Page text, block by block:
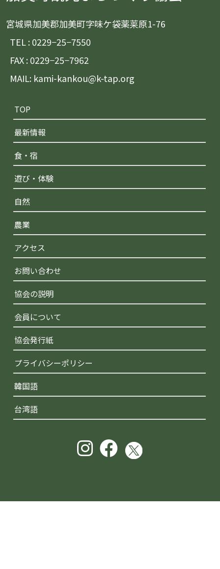
宮城県加美郡加美町字味ケ袋薬莱原1-76
TEL : 0229−25−7550
FAX : 0229−25−7962
MAIL: kami-kankou@k-tap.org
TOP
最新情報
食・宿
遊び・体験
自然
農業
アクセス
お問い合わせ
協会の説明
会員について
協会発行紙
プライバシーポリシー
韓国語
台湾語